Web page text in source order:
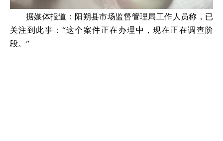
据媒体报道：阳朔县市场监督管理局工作人员称，已
关注到此事：“这个案件正在办理中，现在正在调查阶
段。”